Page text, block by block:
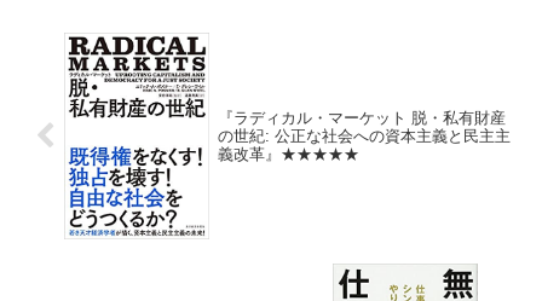
『ラディカル・マーケット 脱・私有財産
の世紀: 公正な社会への資本主義と民主主
義改革』★★★★★